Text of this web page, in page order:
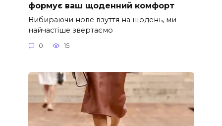
формує ваш щоденний комфорт
Вибираючи нове взуття на щодень, ми
найчастіше звертаємо
0 15